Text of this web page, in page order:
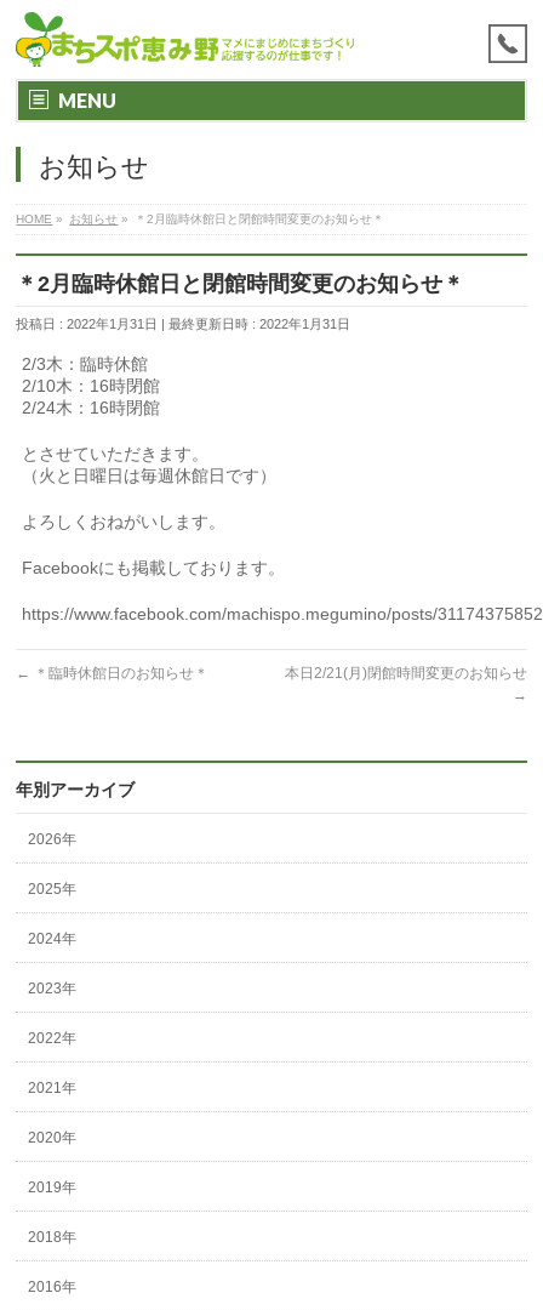
MENU
お知らせ
HOME » お知らせ » ＊2月臨時休館日と閉館時間変更のお知らせ＊
＊2月臨時休館日と閉館時間変更のお知らせ＊
投稿日 : 2022年1月31日 最終更新日時 : 2022年1月31日
2/3木：臨時休館
2/10木：16時閉館
2/24木：16時閉館
とさせていただきます。
（火と日曜日は毎週休館日です）
よろしくおねがいします。
Facebookにも掲載しております。
https://www.facebook.com/machispo.megumino/posts/
← ＊臨時休館日のお知らせ＊
本日2/21(月)閉館時間変更のお知らせ
→
年別アーカイブ
2026年
2025年
2024年
2023年
2022年
2021年
2020年
2019年
2018年
2016年